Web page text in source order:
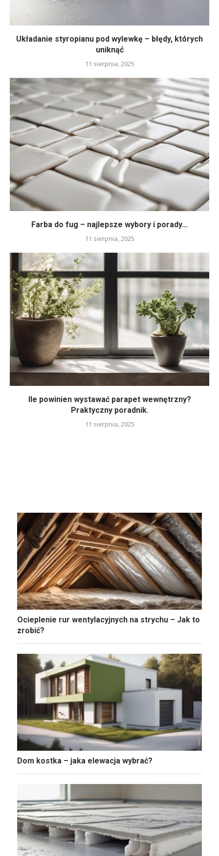
Układanie styropianu pod wylewkę – błędy, których
uniknąć
11 sierpnia, 2025
Farba do fug – najlepsze wybory i porady...
11 sierpnia, 2025
Ile powinien wystawać parapet wewnętrzny?
Praktyczny poradnik.
11 sierpnia, 2025
Ocieplenie rur wentylacyjnych na strychu – Jak to
zrobić?
Dom kostka – jaka elewacja wybrać?